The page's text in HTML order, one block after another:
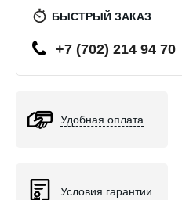
БЫСТРЫЙ ЗАКАЗ
+7 (702) 214 94 70
Удобная оплата
Условия гарантии